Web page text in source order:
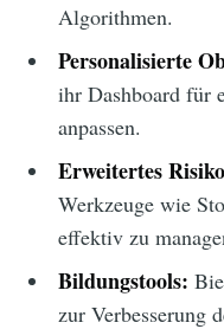
Algorithmen.
Personalisierte
ihr Dashboard für
anpassen.
Erweitertes
Werkzeuge wie
effektiv zu
Bildungstools:
zur Verbesserung